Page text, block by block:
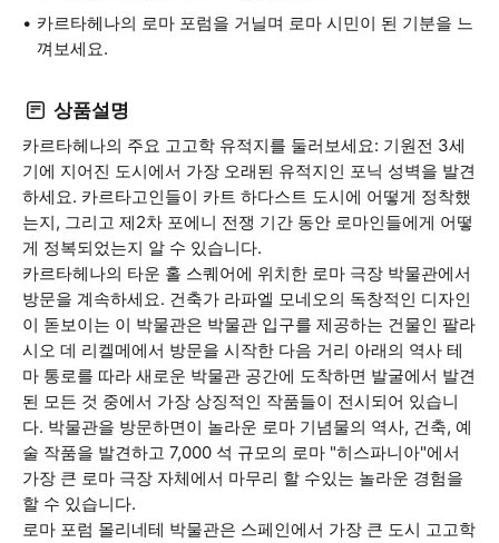
카르타헤나의 로마 포럼을 거닐며 로마 시민이 된 기분을 느
껴보세요.
상품설명
카르타헤나의 주요 고고학 유적지를 둘러보세요: 기원전 3세
기에 지어진 도시에서 가장 오래된 유적지인 포닉 성벽을 발견
하세요. 카르타고인들이 카트 하다스트 도시에 어떻게 정착했
는지, 그리고 제2차 포에니 전쟁 기간 동안 로마인들에게 어떻
게 정복되었는지 알 수 있습니다.
카르타헤나의 타운 홀 스퀘어에 위치한 로마 극장 박물관에서
방문을 계속하세요. 건축가 라파엘 모네오의 독창적인 디자인
이 돋보이는 이 박물관은 박물관 입구를 제공하는 건물인 팔라
시오 데 리켈메에서 방문을 시작한 다음 거리 아래의 역사 테
마 통로를 따라 새로운 박물관 공간에 도착하면 발굴에서 발견
된 모든 것 중에서 가장 상징적인 작품들이 전시되어 있습니
다. 박물관을 방문하면이 놀라운 로마 기념물의 역사, 건축, 예
술 작품을 발견하고 7,000 석 규모의 로마 "히스파니아"에서
가장 큰 로마 극장 자체에서 마무리 할 수있는 놀라운 경험을
할 수 있습니다.
로마 포럼 몰리네테 박물관은 스페인에서 가장 큰 도시 고고학